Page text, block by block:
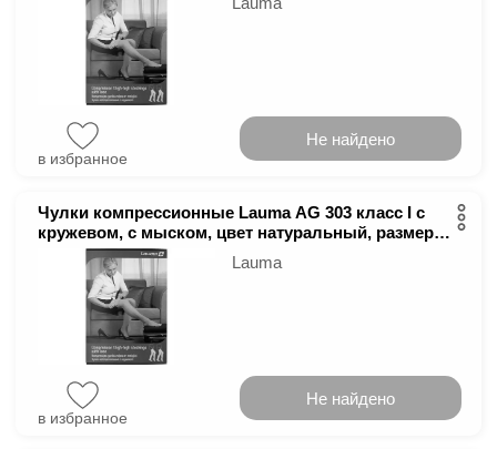
в избранное
Не найдено
Чулки компрессионные Lauma AG 303 класс І с
кружевом, с мыском, цвет натуральный, размер
Lauma
в избранное
Не найдено